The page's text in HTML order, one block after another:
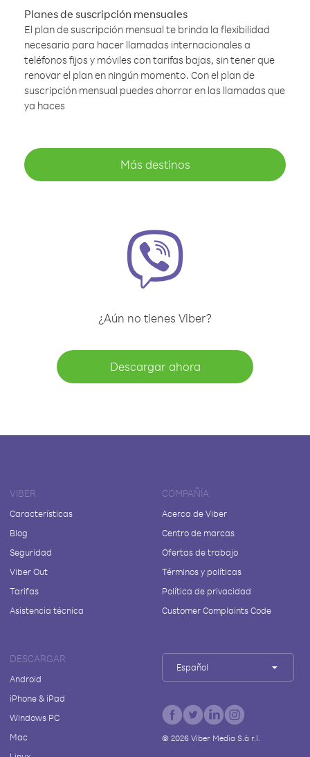
Planes de suscripción mensuales
El plan de suscripción mensual te brinda la flexibilidad
necesaria para hacer llamadas internacionales a
teléfonos fijos y móviles con tarifas bajas, sin tener que
renovar el plan en ningún momento. Con el plan de
suscripción mensual puedes ahorrar en las llamadas que
ya haces
Más destinos
¿Aún no tienes Viber?
Descargar ahora
VIBER
Características
Blog
Seguridad
Viber Out
Tarifas
Asistencia técnica
COMPAÑÍA
Acerca de Viber
Centro de marcas
Ofertas de trabajo
Términos y políticas
Política de privacidad
Customer Complaints Code
DESCARGAR
Android
iPhone & iPad
Windows PC
Mac
Español
© 2026Viber Media S.à r.l.